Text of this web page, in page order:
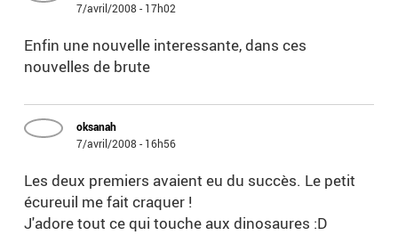
7/avril/2008 - 17h02
Enfin une nouvelle interessante, dans ces
nouvelles de brute
oksanah
7/avril/2008 - 16h56
Les deux premiers avaient eu du succès. Le petit
écureuil me fait craquer !
J'adore tout ce qui touche aux dinosaures :D